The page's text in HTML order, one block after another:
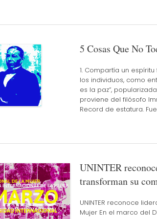
5 Cosas Que No
1. Compartía un
los individuos, como
es la paz”,
proviene del filósofo
Record de estatura.
UNINTER
transforman su
UNINTER reconoce
Mujer En el marco del